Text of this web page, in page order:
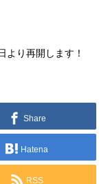
より再開します！
Share
Hatena
RSS